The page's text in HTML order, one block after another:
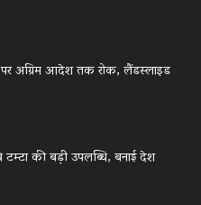
पर अग्रिम आदेश तक रोक, लैंडस्लाइड
टम्टा की बड़ी उपलब्धि, बनाई देश